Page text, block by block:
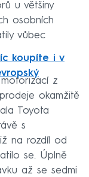
u většiny
osobních
vůbec
koupíte i v
z
okamžitě
Toyota
s
na rozdíl od
se. Úplně
až se sedmi